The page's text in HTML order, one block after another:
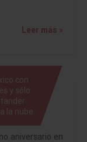
Leer más »
con
y sólo
la nube
aniversario en